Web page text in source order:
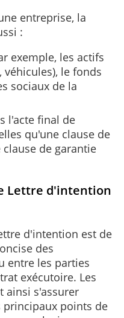
entreprise, la
:
exemple, les actifs
le fonds
sociaux de la
l'acte final de
qu'une clause de
de garantie
Lettre d'intention
d'intention est de
des
entre les parties
exécutoire. Les
ainsi s'assurer
principaux points de